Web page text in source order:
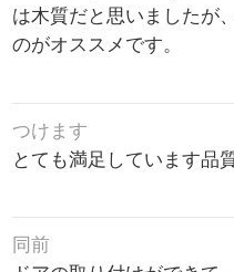
は木質だと思いましたが
のがオススメです。
つけます
とても満足しています品
同前